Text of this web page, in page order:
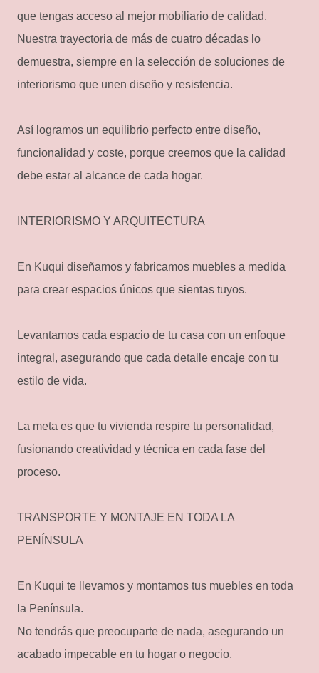
que tengas acceso al mejor mobiliario de calidad.
Nuestra trayectoria de más de cuatro décadas lo
demuestra, siempre en la selección de soluciones de
interiorismo que unen diseño y resistencia.
Así logramos un equilibrio perfecto entre diseño,
funcionalidad y coste, porque creemos que la calidad
debe estar al alcance de cada hogar.
INTERIORISMO Y ARQUITECTURA
En Kuqui diseñamos y fabricamos muebles a medida
para crear espacios únicos que sientas tuyos.
Levantamos cada espacio de tu casa con un enfoque
integral, asegurando que cada detalle encaje con tu
estilo de vida.
La meta es que tu vivienda respire tu personalidad,
fusionando creatividad y técnica en cada fase del
proceso.
TRANSPORTE Y MONTAJE EN TODA LA
PENÍNSULA
En Kuqui te llevamos y montamos tus muebles en toda
la Península.
No tendrás que preocuparte de nada, asegurando un
acabado impecable en tu hogar o negocio.